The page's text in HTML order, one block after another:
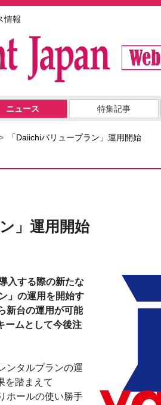
情報
ニュース 特集記事
「Daiichiバリュープラン」運用開始
」運用開始
入する際の新たな
」の運用を開始す
新台の運用が可能
ームとして今後注
ンタルプランの運
を踏まえて
ホールの使い勝手